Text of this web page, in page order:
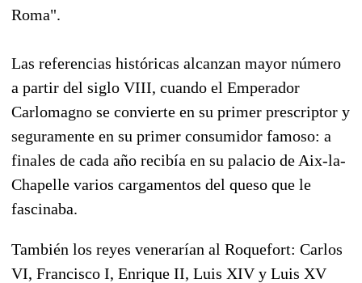
Roma".
Las referencias históricas alcanzan mayor número
a partir del siglo VIII, cuando el Emperador
Carlomagno se convierte en su primer prescriptor y
seguramente en su primer consumidor famoso: a
finales de cada año recibía en su palacio de Aix-la-
Chapelle varios cargamentos del queso que le
fascinaba.
También los reyes venerarían al Roquefort: Carlos
VI, Francisco I, Enrique II, Luis XIV y Luis XV